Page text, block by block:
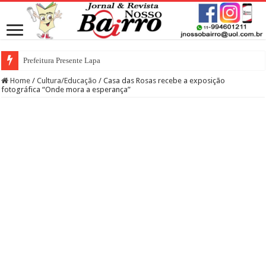
Prefeitura Presente Lapa
Home / Cultura/Educação / Casa das Rosas recebe a exposição
fotográfica “Onde mora a esperança”